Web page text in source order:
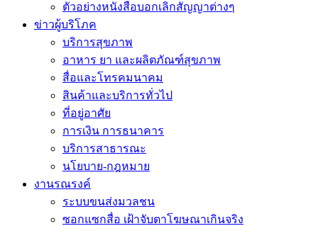
ตัวอย่างหนังสือบอกเลิกสัญญาต่างๆ
ข่าวผู้บริโภค
บริการสุขภาพ
อาหาร ยา และผลิตภัณฑ์สุขภาพ
สื่อและโทรคมนาคม
สินค้าและบริการทั่วไป
ที่อยู่อาศัย
การเงิน การธนาคาร
บริการสาธารณะ
นโยบาย-กฎหมาย
งานรณรงค์
ระบบขนส่งมวลชน
ซอกแซกสื่อ เฝ้าจับตาโฆษณาเกินจริง